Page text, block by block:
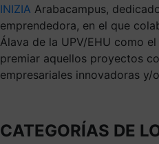
INIZIA Arabacampus,
emprendedora, en el que
Álava de la UPV/EHU como
premiar aquellos proyectos
empresariales innovadoras y/
CATEGORÍAS DE